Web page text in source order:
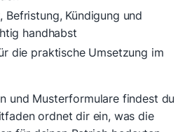
Befristung, Kündigung und
handhabst
die praktische Umsetzung im
und Musterformulare findest du
ordnet dir ein, was die